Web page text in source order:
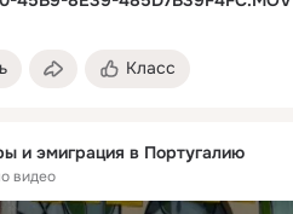
Класс
и эмиграция в Португалию
видео